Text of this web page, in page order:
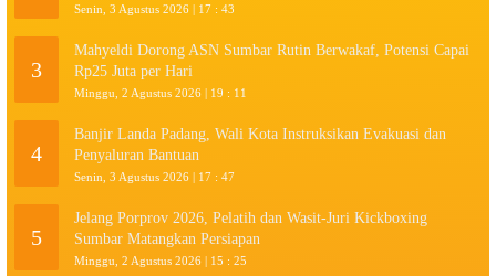
Senin, 3 Agustus 2026 | 17 : 43
3
Mahyeldi Dorong ASN Sumbar Rutin Berwakaf, Potensi Capai
Rp25 Juta per Hari
Minggu, 2 Agustus 2026 | 19 : 11
4
Banjir Landa Padang, Wali Kota Instruksikan Evakuasi dan
Penyaluran Bantuan
Senin, 3 Agustus 2026 | 17 : 47
5
Jelang Porprov 2026, Pelatih dan Wasit-Juri Kickboxing
Sumbar Matangkan Persiapan
Minggu, 2 Agustus 2026 | 15 : 25